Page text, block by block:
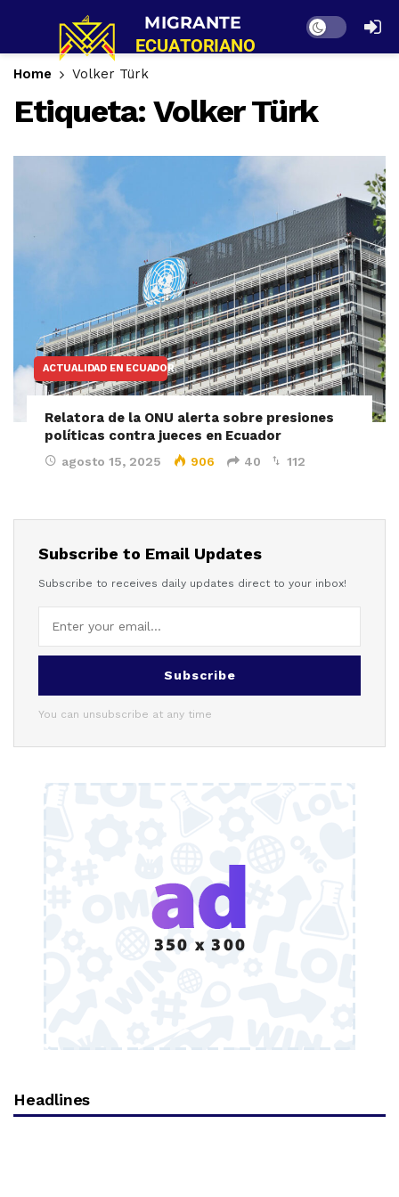
Dark mode
Home Volker Türk
Etiqueta: Volker Türk
ACTUALIDAD EN ECUADOR
Relatora de la ONU alerta sobre presiones
políticas contra jueces en Ecuador
agosto 15, 2025 906 40 112
Subscribe to Email Updates
Subscribe to receives daily updates direct to your inbox!
Subscribe
You can unsubscribe at any time
Headlines